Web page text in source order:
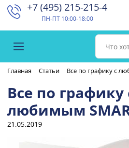
+7 (495) 215-215-4⁠
ПН-ПТ 10:00-18:00
Главная Статьи Все по графику с
Все по графику
любимым
21.05.2019